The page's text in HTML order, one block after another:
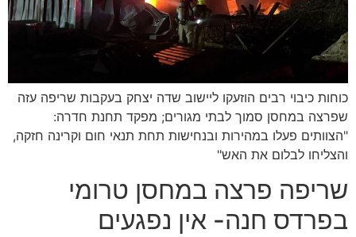
כוחות כיבוי רבים הוזעקו ליישוב שדה יצחק בעקבות שריפה עזה
שפרצה במחסן סמוך לבתי מגורים; מפקד תחנת חדרה:
"הצוותים פעלו במהירות ובנחישות תחת תנאי חום וקרינה חזקה,
והצליחו לבלום את האש"
שריפה פרצה במחסן טרומי
בפרדס חנה- אין נפגעים